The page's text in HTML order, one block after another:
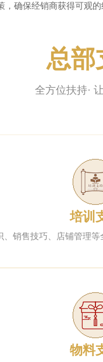
，确保经销商获得可观
总部
全方位扶持·
培训
、销售技巧、店铺管理
物料